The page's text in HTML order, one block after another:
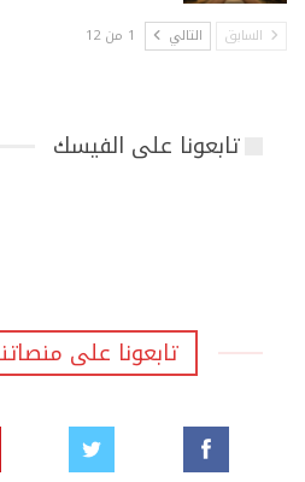
السابق التالي 1 من 12
تابعونا على الفيسك
تابعونا على